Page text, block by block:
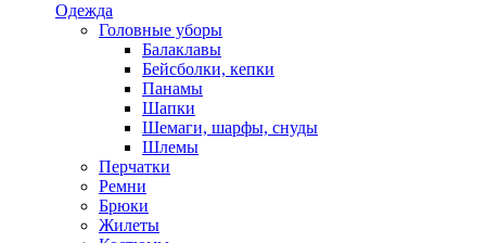
Одежда
Головные уборы
Балаклавы
Бейсболки, кепки
Панамы
Шапки
Шемаги, шарфы, снуды
Шлемы
Перчатки
Ремни
Брюки
Жилеты